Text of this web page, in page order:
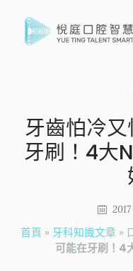
牙齒怕冷
牙刷！4大
首頁 » 牙科知識文章 »
可能在牙刷！4